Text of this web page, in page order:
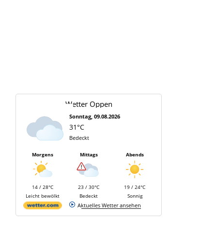
Wetter Oppen
Sonntag, 09.08.2026
31°C
Bedeckt
Morgens
14 / 28°C
Leicht bewölkt
Mittags
23 / 30°C
Bedeckt
Abends
19 / 24°C
Sonnig
Aktuelles Wetter ansehen